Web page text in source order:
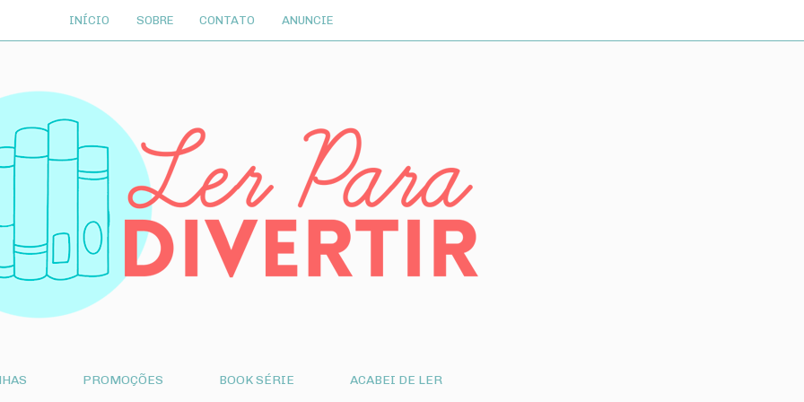
INÍCIO SOBRE CONTATO ANUNCIE
PROMOÇÕES BOOK SÉRIE ACABEI DE LER